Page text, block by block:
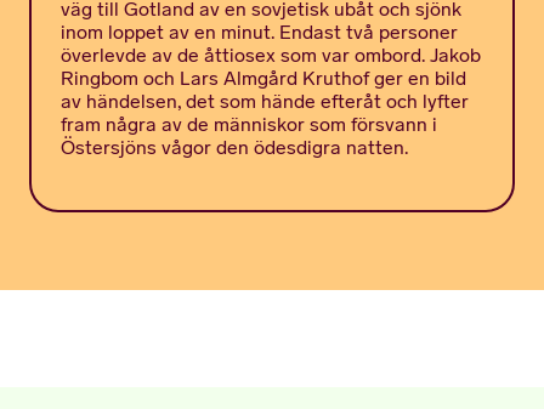
väg till Gotland av en sovjetisk ubåt och sjönk
inom loppet av en minut. Endast två pe­­rsoner
överlevde av de åttiosex som var ombord. Jakob
Ringbom och Lars Almgård Kruthof ger en bild
av händelsen, det som hände efteråt och lyfter
fram några av de människor som försvann i
Östersjöns vågor den ödesdigra natten.